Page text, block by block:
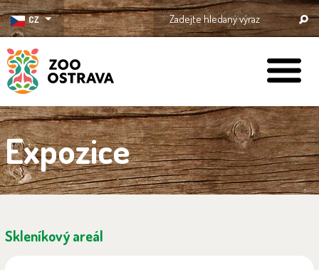
CZ
ZOO Ostrava
Expozice
Skleníkový areál